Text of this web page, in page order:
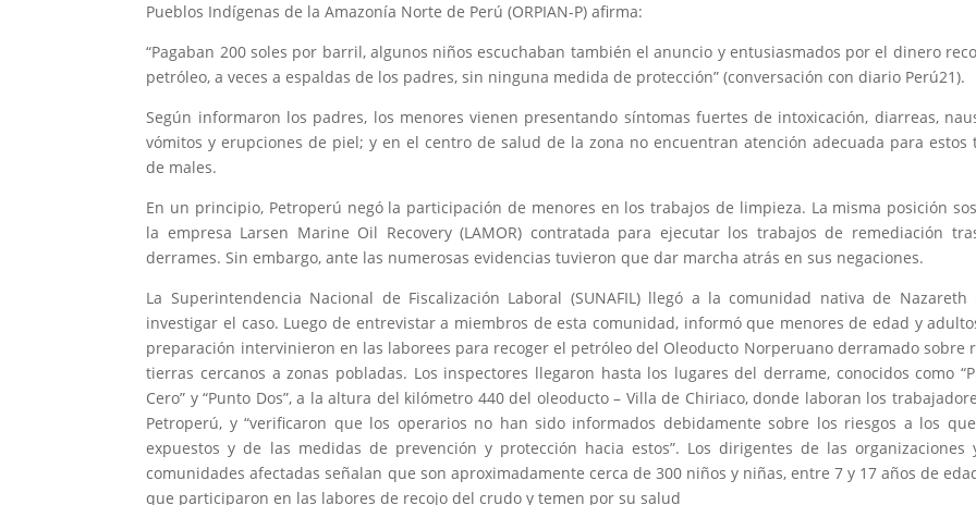
Pueblos Indígenas de la Amazonía Norte de Perú (ORPIAN-P) afirma:
“Pagaban 200 soles por barril, algunos niños escuchaban también el anuncio y entusiasmados por el dinero
petróleo, a veces a espaldas de los padres, sin ninguna medida de protección” (conversación con diario Perú21).
Según informaron los padres, los menores vienen presentando síntomas fuertes de intoxicación, diarreas,
vómitos y erupciones de piel; y en el centro de salud de la zona no encuentran atención adecuada para estos
de males.
En un principio, Petroperú negó la participación de menores en los trabajos de limpieza. La misma posición
la empresa Larsen Marine Oil Recovery (LAMOR) contratada para ejecutar los trabajos de remediación
derrames. Sin embargo, ante las numerosas evidencias tuvieron que dar marcha atrás en sus negaciones.
La Superintendencia Nacional de Fiscalización Laboral (SUNAFIL) llegó a la comunidad nativa de Nazareth
investigar el caso. Luego de entrevistar a miembros de esta comunidad, informó que menores de edad y
preparación intervinieron en las laborees para recoger el petróleo del Oleoducto Norperuano derramado sobre
tierras cercanos a zonas pobladas. Los inspectores llegaron hasta los lugares del derrame, conocidos como
Cero” y “Punto Dos”, a la altura del kilómetro 440 del oleoducto – Villa de Chiriaco, donde laboran los
Petroperú, y “verificaron que los operarios no han sido informados debidamente sobre los riesgos a los
expuestos y de las medidas de prevención y protección hacia estos”. Los dirigentes de las organizaciones
comunidades afectadas señalan que son aproximadamente cerca de 300 niños y niñas, entre 7 y 17 años de
que participaron en las labores de recojo del crudo y temen por su salud